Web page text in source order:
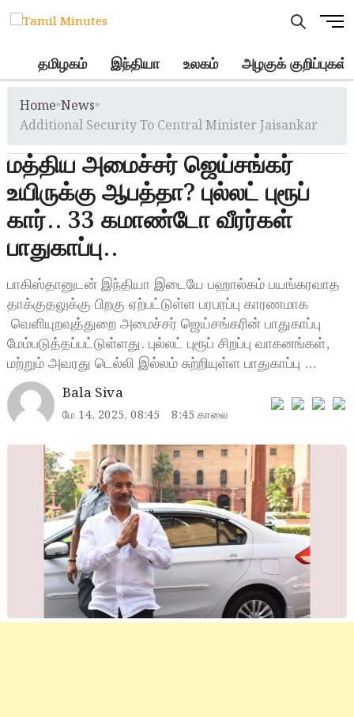
Skip
to
M
u
o
தமிழகம் இந்தியா உலகம் அழகுக் குறிப்புகள்
Home»News»
Additional Security To Central Minister Jaisankar
மத்திய அமைச்சர் ஜெய்சங்கர்
உயிருக்கு ஆபத்தா? புல்லட் புரூப்
கார்.. 33 கமாண்டோ வீரர்கள்
பாதுகாப்பு..
பாகிஸ்தானுடன் இந்தியா இடையே பஹால்கம் பயங்கரவாத
தாக்குதலுக்கு பிறகு ஏற்பட்டுள்ள பரபரப்பு காரணமாக
வெளியுறவுத்துறை அமைச்சர் ஜெய்சங்கரின் பாதுகாப்பு
மேம்படுத்தப்பட்டுள்ளது. புல்லட் புரூப் சிறப்பு வாகனங்கள்,
மற்றும் அவரது டெல்லி இல்லம் சுற்றியுள்ள பாதுகாப்பு …
Bala Siva
மே 14, 2025, 08:45 8:45 காலை